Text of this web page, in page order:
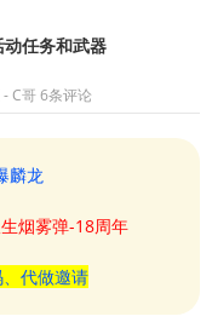
任务和武器
C哥 6条评论
麟龙
烟雾弹-18周年
代做邀请